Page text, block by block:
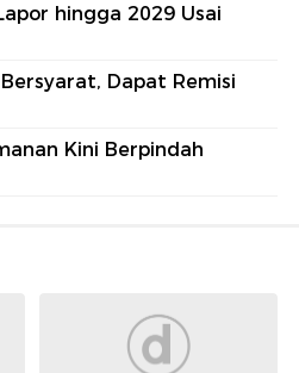
hingga 2029 Usai
Dapat Remisi
Kini Berpindah